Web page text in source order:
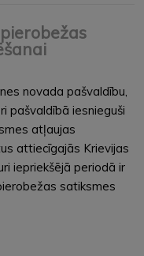
novada pašvaldību,
pašvaldībā iesnieguši
atļaujas
attiecīgajās Krievijas
iepriekšējā periodā ir
satiksmes